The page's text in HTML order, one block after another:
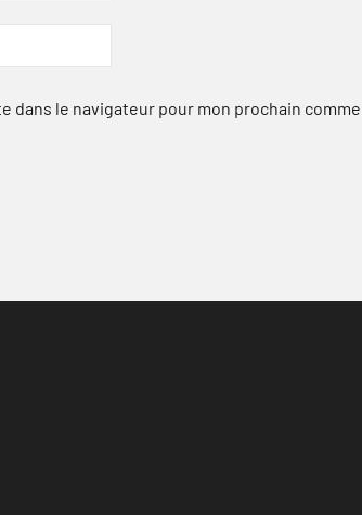
dans le navigateur pour mon prochain